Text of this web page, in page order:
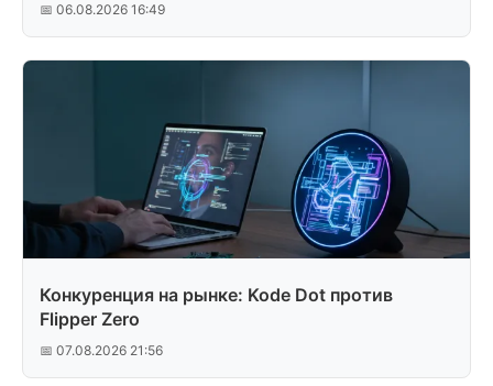
📅 06.08.2026 16:49
Конкуренция на рынке: Kode Dot против
Flipper Zero
📅 07.08.2026 21:56